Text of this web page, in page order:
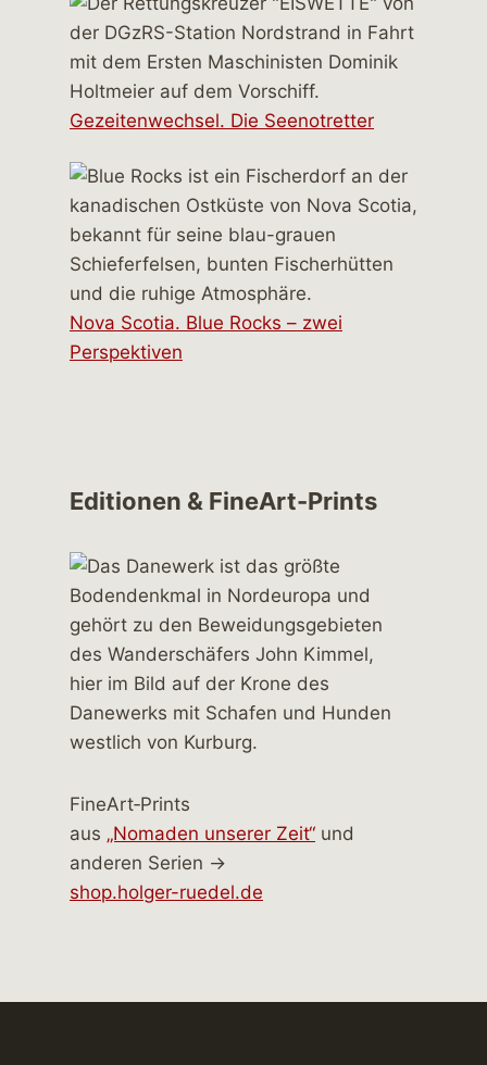
Gezeitenwechsel. Die Seenotretter
Nova Scotia. Blue Rocks – zwei
Perspektiven
Editionen & FineArt-Prints
FineArt‑Prints
aus „Nomaden unserer Zeit“ und
anderen Serien →
shop.holger-ruedel.de